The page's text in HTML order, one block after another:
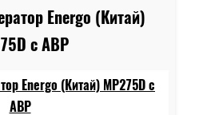
Energo (Китай)
c АВР